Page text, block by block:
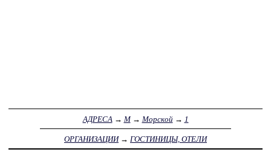
АДРЕСА → М→ Морской→ 1
ОРГАНИЗАЦИИ→ ГОСТИНИЦЫ, ОТЕЛИ